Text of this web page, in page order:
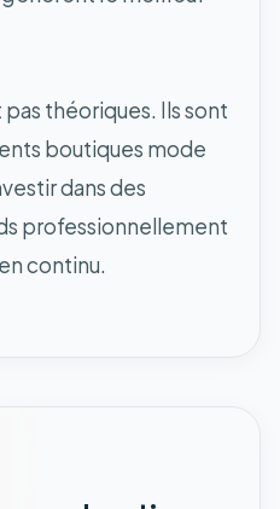
théoriques. Ils sont
boutiques mode
dans des
professionnellement
continu.